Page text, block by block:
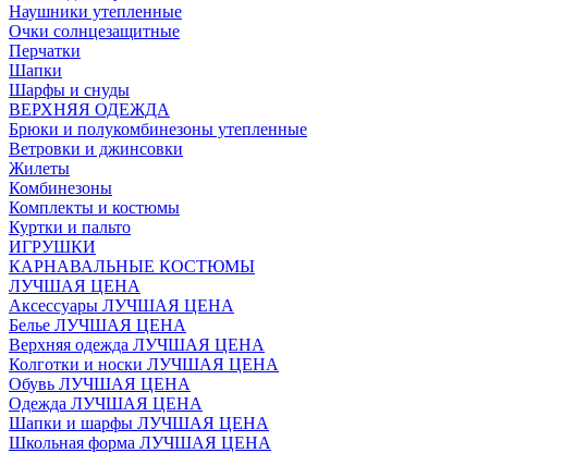
Наушники утепленные
Очки солнцезащитные
Перчатки
Шапки
Шарфы и снуды
ВЕРХНЯЯ ОДЕЖДА
Брюки и полукомбинезоны утепленные
Ветровки и джинсовки
Жилеты
Комбинезоны
Комплекты и костюмы
Куртки и пальто
ИГРУШКИ
КАРНАВАЛЬНЫЕ КОСТЮМЫ
ЛУЧШАЯ ЦЕНА
Аксессуары ЛУЧШАЯ ЦЕНА
Белье ЛУЧШАЯ ЦЕНА
Верхняя одежда ЛУЧШАЯ ЦЕНА
Колготки и носки ЛУЧШАЯ ЦЕНА
Обувь ЛУЧШАЯ ЦЕНА
Одежда ЛУЧШАЯ ЦЕНА
Шапки и шарфы ЛУЧШАЯ ЦЕНА
Школьная форма ЛУЧШАЯ ЦЕНА